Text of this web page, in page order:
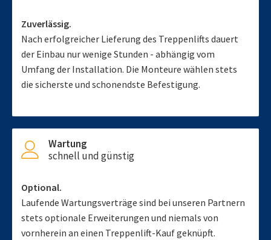
Zuverlässig.
Nach erfolgreicher Lieferung des Treppenlifts dauert
der Einbau nur wenige Stunden - abhängig vom
Umfang der Installation. Die Monteure wählen stets
die sicherste und schonendste Befestigung.
Wartung
schnell und günstig
Optional.
Laufende Wartungsverträge sind bei unseren Partnern
stets optionale Erweiterungen und niemals von
vornherein an einen Treppenlift-Kauf geknüpft.